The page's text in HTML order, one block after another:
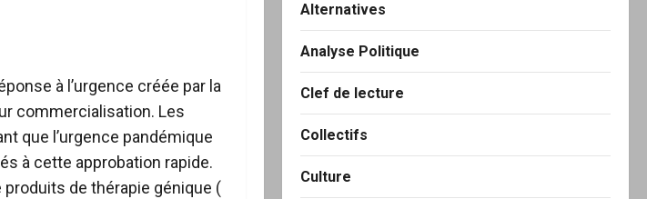
à l’urgence créée par la
commercialisation. Les
que l’urgence pandémique
à cette approbation rapide.
produits de thérapie génique (
Alternatives
Analyse Politique
Clef de lecture
Collectifs
Culture